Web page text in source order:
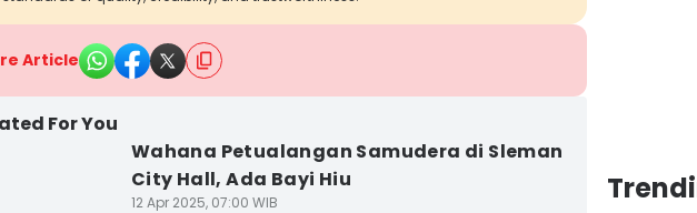
Article
For You
Wahana Petualangan Samudera di Sleman
City Hall, Ada Bayi Hiu
12 Apr 2025, 07:00 WIB